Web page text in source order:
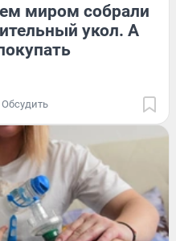
миром собрали
укол. А
Обсудить